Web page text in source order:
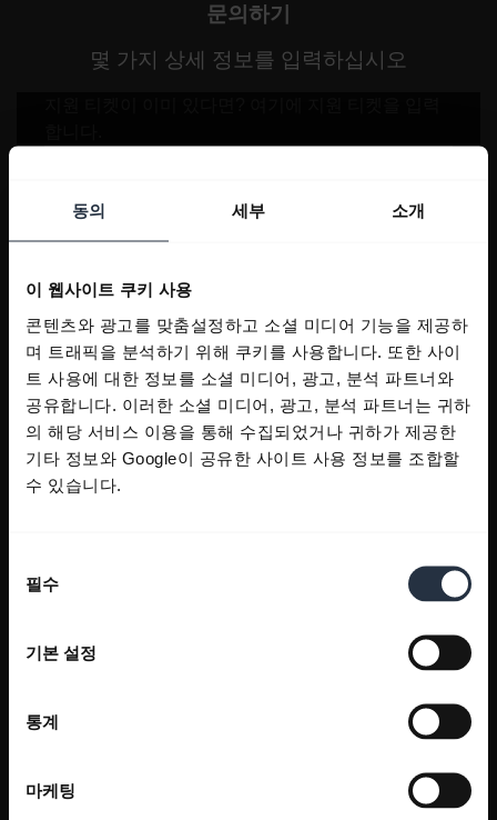
동의 세부 소개
이 웹사이트 쿠키 사용
콘텐츠와 광고를 맞춤설정하고 소셜 미디어 기능을 제공하
며 트래픽을 분석하기 위해 쿠키를 사용합니다. 또한 사이
트 사용에 대한 정보를 소셜 미디어, 광고, 분석 파트너와
공유합니다. 이러한 소셜 미디어, 광고, 분석 파트너는 귀하
의 해당 서비스 이용을 통해 수집되었거나 귀하가 제공한
기타 정보와 Google이 공유한 사이트 사용 정보를 조합할
수 있습니다.
필수
기본 설정
통계
마케팅
문의하기
몇 가지 상세 정보를 입력하십시오